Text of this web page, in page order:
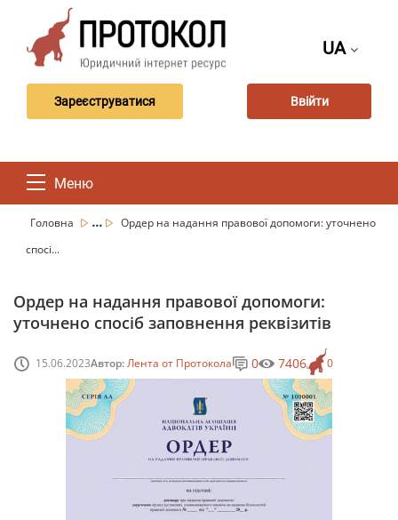
UA
Зареєструватися Ввійти
Меню
Головна ...
Ордер на надання правової допомоги: уточнено
спосі...
Ордер на надання правової допомоги:
уточнено спосіб заповнення реквізитів
15.06.2023Автор:Лента от Протокола 0
0 7406